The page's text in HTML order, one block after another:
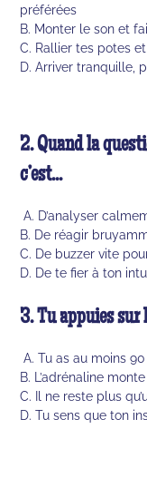
préférées
B. Monter le son et
C. Rallier tes potes
D. Arriver tranquille,
2. Quand la
c’est...
A. D’analyser
B. De réagir
C. De buzzer vite
D. De te fier à ton
3. Tu appuies sur
A. Tu as au moins
B. L’adrénaline
C. Il ne reste plus
D. Tu sens que ton